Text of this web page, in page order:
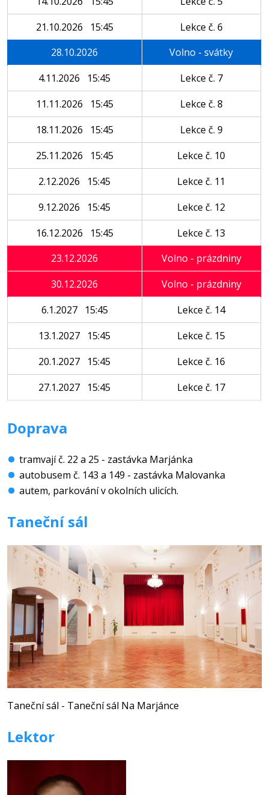
21.10.2026 15:45
Lekce č. 6
28.10.2026
Volno - svátky
4.11.2026 15:45
Lekce č. 7
11.11.2026 15:45
Lekce č. 8
18.11.2026 15:45
Lekce č. 9
25.11.2026 15:45
Lekce č. 10
2.12.2026 15:45
Lekce č. 11
9.12.2026 15:45
Lekce č. 12
16.12.2026 15:45
Lekce č. 13
23.12.2026
Volno - prázdniny
30.12.2026
Volno - prázdniny
6.1.2027 15:45
Lekce č. 14
13.1.2027 15:45
Lekce č. 15
20.1.2027 15:45
Lekce č. 16
27.1.2027 15:45
Lekce č. 17
Doprava
tramvají č. 22 a 25 - zastávka Marjánka
autobusem č. 143 a 149 - zastávka Malovanka
autem, parkování v okolních ulicích.
Taneční sál
Taneční sál - Taneční sál Na Marjánce
Lektor